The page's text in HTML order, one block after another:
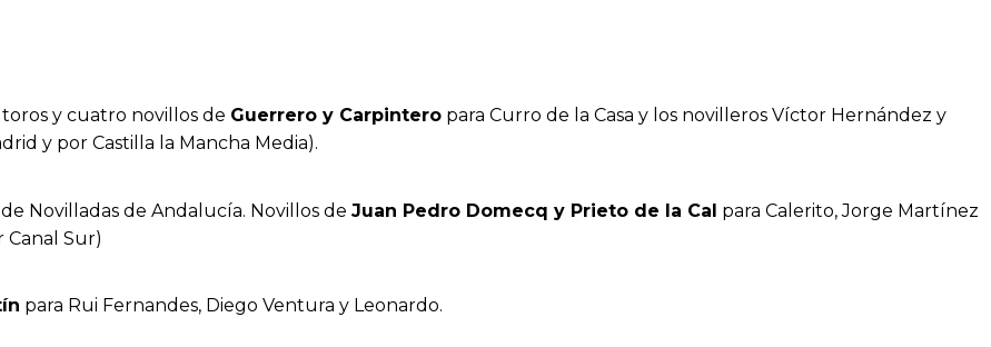
y cuatro novillos de Guerrero y Carpintero para Curro de la Casa y los novilleros Víctor Hernández y
y por Castilla la Mancha Media).
Novilladas de Andalucía. Novillos de Juan Pedro Domecq y Prieto de la Cal para Calerito, Jorge Martínez
Canal Sur)
para Rui Fernandes, Diego Ventura y Leonardo.